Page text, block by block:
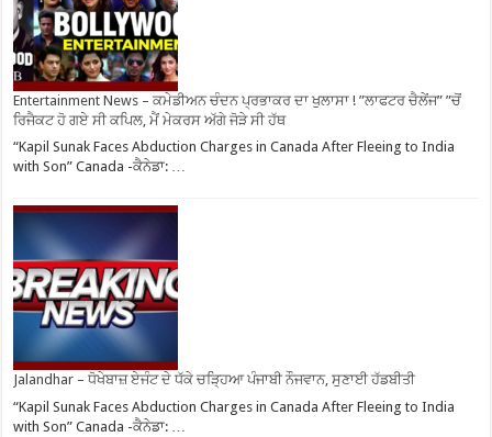
Entertainment News – ਕਮੇਡੀਅਨ ਚੰਦਨ ਪ੍ਰਭਾਕਰ ਦਾ ਖੁਲਾਸਾ ! ”ਲਾਫਟਰ ਚੈਲੇਂਜ” ”ਚੋਂ
ਰਿਜੈਕਟ ਹੋ ਗਏ ਸੀ ਕਪਿਲ, ਮੈਂ ਮੇਕਰਸ ਅੱਗੇ ਜੋੜੇ ਸੀ ਹੱਥ
“Kapil Sunak Faces Abduction Charges in Canada After Fleeing to India
with Son” Canada -ਕੈਨੇਡਾ: …
Jalandhar – ਧੋਖੇਬਾਜ਼ ਏਜੰਟ ਦੇ ਧੱਕੇ ਚੜ੍ਹਿਆ ਪੰਜਾਬੀ ਨੌਜਵਾਨ, ਸੁਣਾਈ ਹੱਡਬੀਤੀ
“Kapil Sunak Faces Abduction Charges in Canada After Fleeing to India
with Son” Canada -ਕੈਨੇਡਾ: …